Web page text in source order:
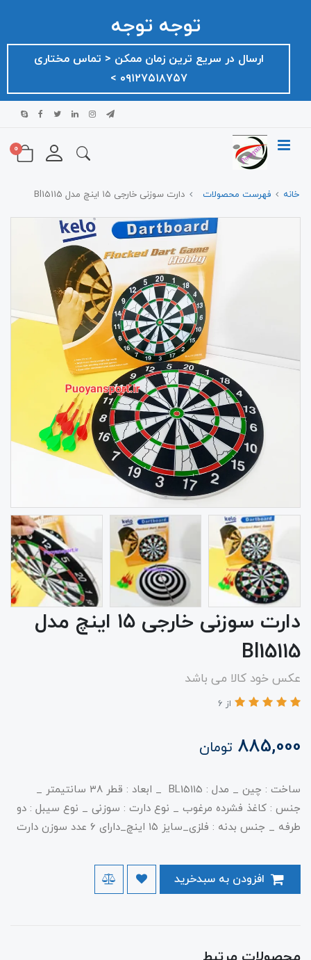
توجه توجه
ارسال در سریع ترین زمان ممکن ‌< تماس مختاری
۰۹۱۲۷۵۱۸۷۵۷ >
0
خانه فهرست محصولات دارت سوزنی خارجی ۱۵ اینچ مدل Bl15115
دارت سوزنی خارجی ۱۵ اینچ مدل
Bl15115
عکس خود کالا می باشد
از 6
885,000 تومان
ساخت : چین _ مدل : BL15115 _ ابعاد : قطر ۳۸ سانتیمتر _
جنس : کاغذ فشرده مرغوب _ نوع دارت : سوزنی _ نوع سیبل : دو
طرفه _ جنس بدنه‌ : فلزی_سایز ۱۵ اینچ_دارای ۶ عدد سوزن دارت